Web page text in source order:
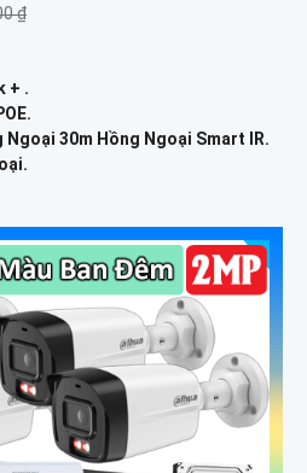
₫
+ .
Ngoại 30m Hồng Ngoại Smart IR.